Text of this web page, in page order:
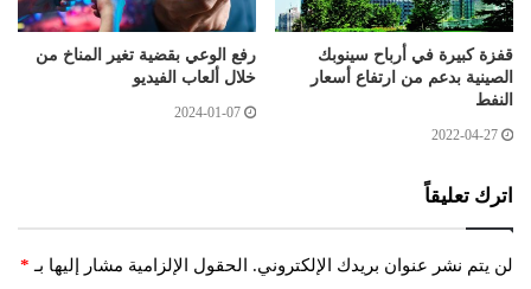
قفزة كبيرة في أرباح سينوبك
الصينية بدعم من ارتفاع أسعار
النفط
2022-04-27
رفع الوعي بقضية تغير المناخ من
خلال ألعاب الفيديو
2024-01-07
اترك تعليقاً
لن يتم نشر عنوان بريدك الإلكتروني. الحقول الإلزامية مشار إليها بـ *